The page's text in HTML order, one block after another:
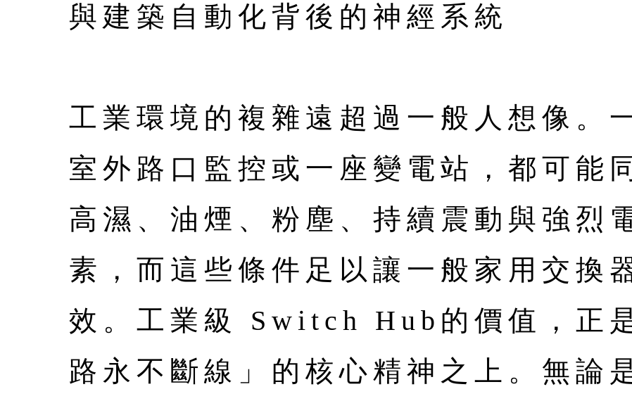
與建築自動化背後的神經系統
工業環境的複雜遠超過一般人想像。
室外路口監控或一座變電站，都可能
高濕、油煙、粉塵、持續震動與強烈
素，而這些條件足以讓一般家用交換
效。工業級 Switch Hub的價值，正
路永不斷線」的核心精神之上。無論